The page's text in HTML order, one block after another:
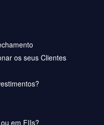
os seus Clientes
em FIIs?